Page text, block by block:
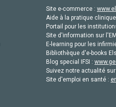
Site e-commerce :
Aide à la pratique
Portail pour les
Site d'information sur
E-learning pour les
Bibliothèque d'e-books
Blog special IFSI :
Suivez notre actualité
Site d'emploi en santé :